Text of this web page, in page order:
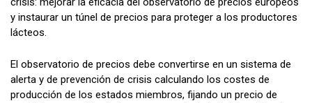
y instaurar un túnel de precios para proteger a los productores
lácteos.
El observatorio de precios debe convertirse en un sistema de
alerta y de prevención de crisis calculando los costes de
producción de los estados miembros, fijando un precio de